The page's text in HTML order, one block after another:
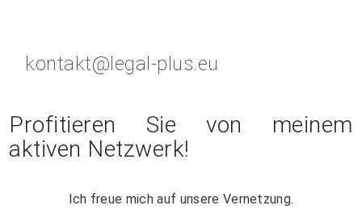
kontakt@legal-plus.eu
Profitieren Sie von meinem
aktiven Netzwerk!
Ich freue mich auf unsere Vernetzung.